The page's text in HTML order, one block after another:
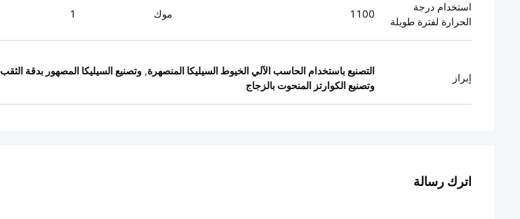
استخدام درجة
الحرارة لفترة طويلة
1100 موك 1
إبراز
التصنيع باستخدام الحاسب الآلي الخيوط السيليكا المنصهرة, وتصنيع السيليكا المصهور بدقة الثقب
وتصنيع الكوارتز المنحوت بالزجاج
اترك رسالة